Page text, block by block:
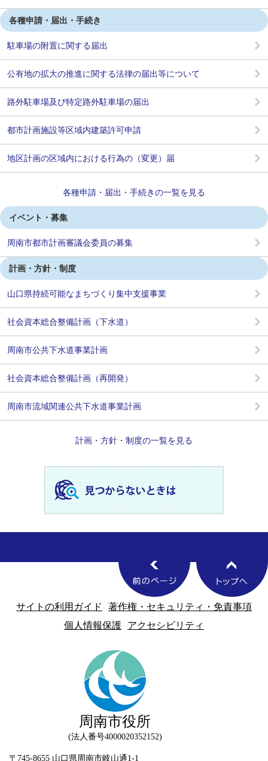
各種申請・届出・手続き
駐車場の附置に関する届出
公有地の拡大の推進に関する法律の届出等について
路外駐車場及び特定路外駐車場の届出
都市計画施設等区域内建築許可申請
地区計画の区域内における行為の（変更）届
各種申請・届出・手続きの一覧を見る
イベント・募集
周南市都市計画審議会委員の募集
計画・方針・制度
山口県持続可能なまちづくり集中支援事業
社会資本総合整備計画（下水道）
周南市公共下水道事業計画
社会資本総合整備計画（再開発）
周南市流域関連公共下水道事業計画
計画・方針・制度の一覧を見る
サイトの利用ガイド
著作権・セキュリティ・免責事項
個人情報保護
アクセシビリティ
周南市役所
法人番号4000020352152
〒745-8655 山口県周南市岐山通1-1